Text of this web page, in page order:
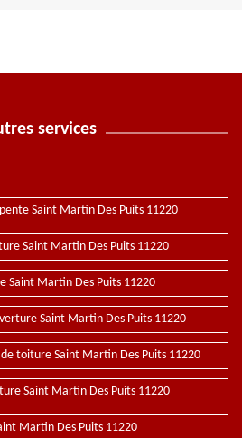
services
Saint Martin Des Puits 11220
Saint Martin Des Puits 11220
Saint Martin Des Puits 11220
Saint Martin Des Puits 11220
toiture Saint Martin Des Puits 11220
Saint Martin Des Puits 11220
Martin Des Puits 11220